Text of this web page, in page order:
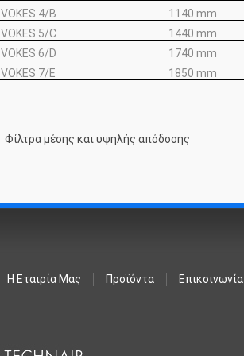
VOKES 4/B
1140 mm
VOKES 5/C
1440 mm
VOKES 6/D
1740 mm
VOKES 7/E
1850 mm
Φίλτρα μέσης και υψηλής απόδοσης
Η Εταιρία Μας Προϊόντα Επικοινωνία